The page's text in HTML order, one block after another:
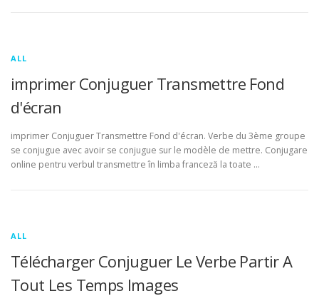
ALL
imprimer Conjuguer Transmettre Fond
d'écran
imprimer Conjuguer Transmettre Fond d'écran. Verbe du 3ème groupe
se conjugue avec avoir se conjugue sur le modèle de mettre. Conjugare
online pentru verbul transmettre în limba franceză la toate …
ALL
Télécharger Conjuguer Le Verbe Partir A
Tout Les Temps Images